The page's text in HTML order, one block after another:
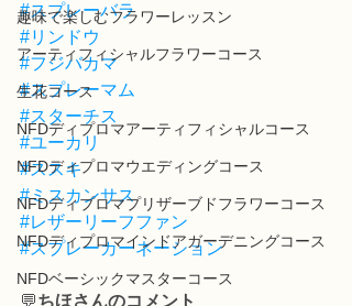
趣味で楽しむフラワーレッスン
アーティフィシャルフラワーコース
生花コース
NFDディプロマアーティフィシャルコース
NFDディプロマウエディングコース
NFDディプロマプリザーブドフラワーコース
NFDディプロマインドアガーデニングコース
NFDベーシックマスターコース
#スプレーバラ
#リンドウ
#フジバカマ
#スプレーマム
#スターチス
#ユーカリ
#ススキ
#ミスカンサス
#レザーリーフファン
#スプレーカーネーション
💬ちほさんのコメント